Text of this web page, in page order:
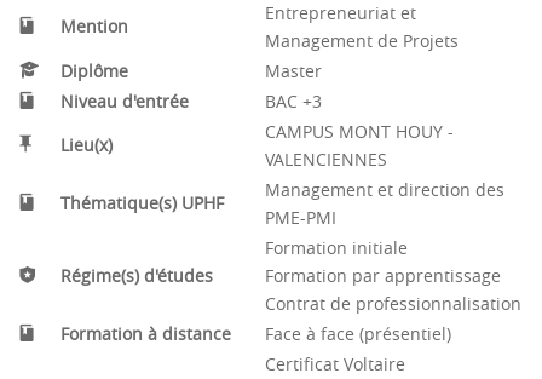
Participer à la transformation numérique,
Mettre en place le web marketing.
Mention
Entrepreneuriat et
Management de Projets
Diplôme
Master
Niveau d'entrée
BAC +3
Lieu(x)
CAMPUS MONT HOUY -
VALENCIENNES
Thématique(s) UPHF
Management et direction des
PME-PMI
Régime(s) d'études
Formation initiale
Formation par apprentissage
Contrat de professionnalisation
Formation à distance
Face à face (présentiel)
Certificat Voltaire